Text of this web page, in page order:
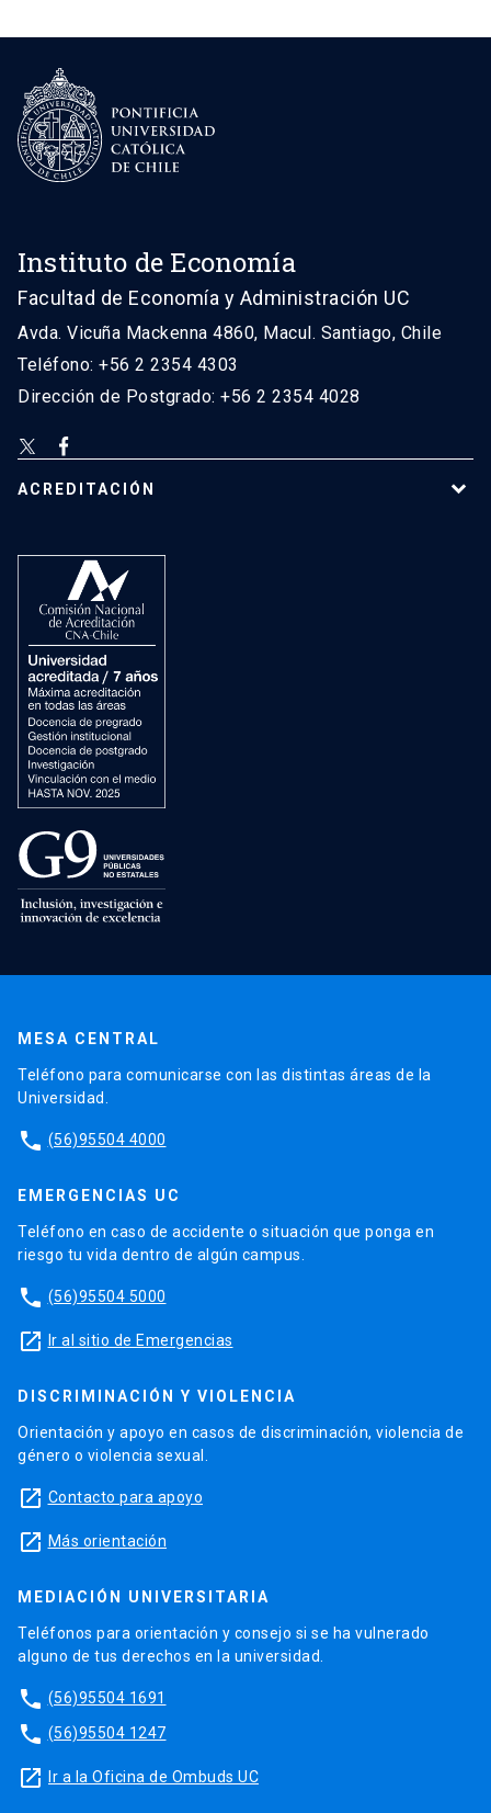
Instituto de Economía
Facultad de Economía y Administración UC
Avda. Vicuña Mackenna 4860, Macul. Santiago, Chile
Teléfono: +56 2 2354 4303
Dirección de Postgrado: +56 2 2354 4028
ACREDITACIÓN
MESA CENTRAL
Teléfono para comunicarse con las distintas áreas de la
Universidad.
phone (56)95504 4000
EMERGENCIAS UC
Teléfono en caso de accidente o situación que ponga en
riesgo tu vida dentro de algún campus.
phone (56)95504 5000
launch Ir al sitio de Emergencias
DISCRIMINACIÓN Y VIOLENCIA
Orientación y apoyo en casos de discriminación, violencia de
género o violencia sexual.
launch Contacto para apoyo
launch Más orientación
MEDIACIÓN UNIVERSITARIA
Teléfonos para orientación y consejo si se ha vulnerado
alguno de tus derechos en la universidad.
phone (56)95504 1691
phone (56)95504 1247
launch Ir a la Oficina de Ombuds UC